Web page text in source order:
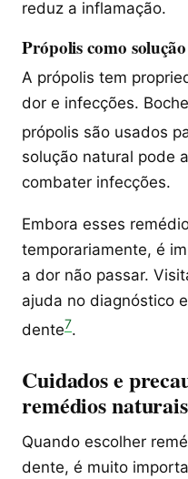
reduz a inflamação.
Própolis como
A própolis tem
dor e infecções.
própolis são usados
solução natural pode
combater infecções.
Embora esses
temporariamente, é
a dor não passar.
ajuda no diagnóstico
dente7.
Cuidados e
remédios naturais
Quando escolher
dente, é muito